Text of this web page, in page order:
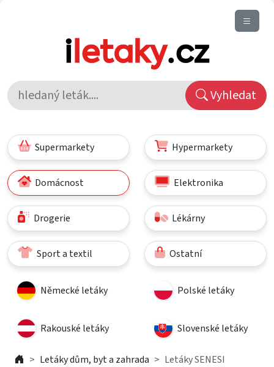
Vyhledat
Supermarkety Hypermarkety
Domácnost Elektronika
Drogerie Lékárny
Sport a textil Ostatní
Německé letáky Polské letáky
Rakouské letáky Slovenské letáky
Letáky dům, byt a zahrada Letáky SENESI